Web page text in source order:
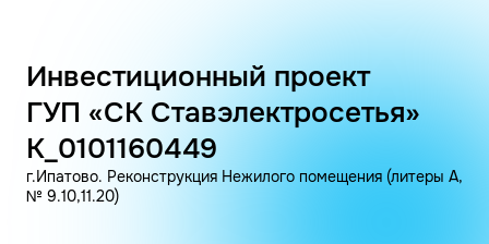
Инвестиционный проект
ГУП «СК Ставэлектросетья»
K_0101160449
г.Ипатово. Реконструкция Нежилого помещения (литеры А,
№ 9.10,11.20)